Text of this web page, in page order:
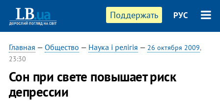
Поддержать РУС
Главная — Общество — Наука і релігія — 26 октября 2009,
23:30
Сон при свете повышает риск
депрессии